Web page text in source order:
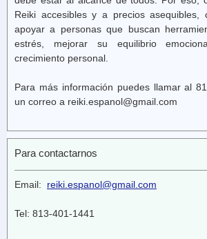
Reiki accesibles y a precios asequibles,
apoyar a personas que buscan
estrés, mejorar su equilibrio
crecimiento personal.
Para más información puedes llamar al
un correo a reiki.espanol@gmail.com
Para contactarnos
Email: reiki.espanol@gmail.com
Tel: 813-401-1441